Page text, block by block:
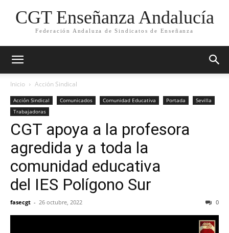
CGT Enseñanza Andalucía
Federación Andaluza de Sindicatos de Enseñanza
Inicio Acción Sindical
Acción Sindical Comunicados Comunidad Educativa Portada
Sevilla
Trabajadoras
CGT apoya a la profesora
agredida y a toda la
comunidad educativa
del IES Polígono Sur
fasecgt - 26 octubre, 2022 0